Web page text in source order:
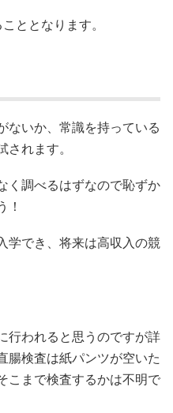
ととなります。
ないか、常識を持っている
されます。
く調べるはずなので恥ずか
！
学でき、将来は高収入の競
行われると思うのですが詳
腸検査は紙パンツが空いた
こまで検査するかは不明で